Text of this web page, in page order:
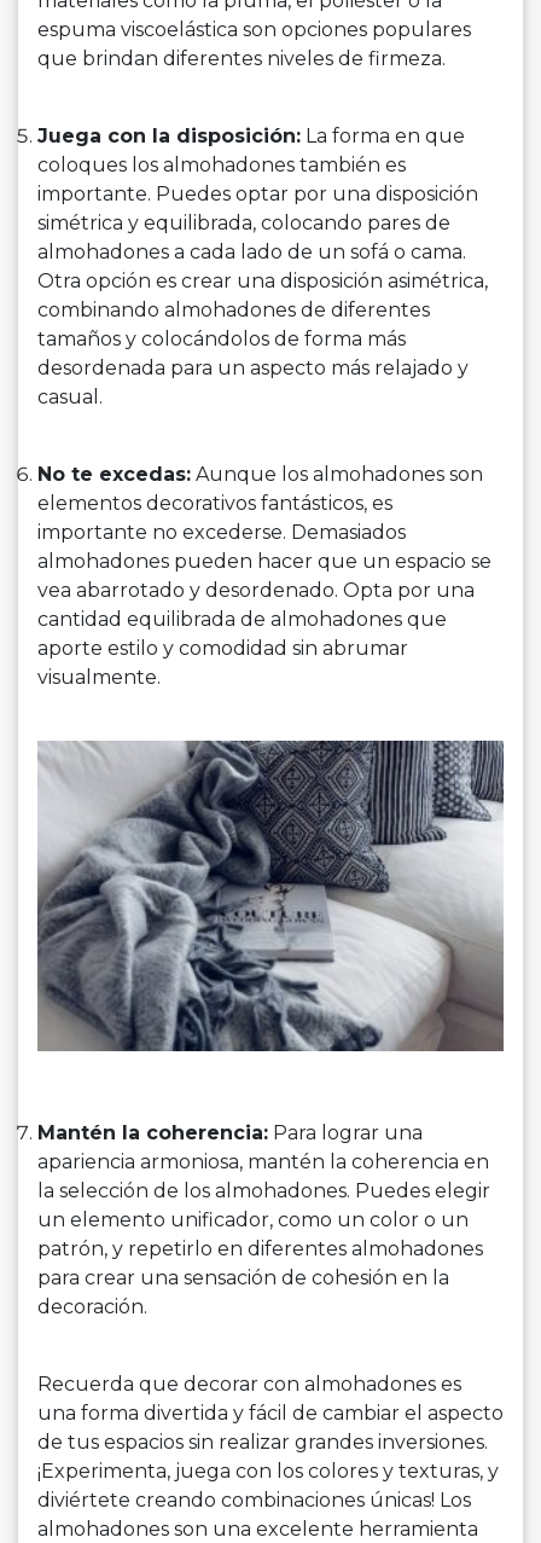
espuma viscoelástica son opciones populares
que brindan diferentes niveles de firmeza.
Juega con la disposición: La forma en que
coloques los almohadones también es
importante. Puedes optar por una disposición
simétrica y equilibrada, colocando pares de
almohadones a cada lado de un sofá o cama.
Otra opción es crear una disposición asimétrica,
combinando almohadones de diferentes
tamaños y colocándolos de forma más
desordenada para un aspecto más relajado y
casual.
No te excedas: Aunque los almohadones son
elementos decorativos fantásticos, es
importante no excederse. Demasiados
almohadones pueden hacer que un espacio se
vea abarrotado y desordenado. Opta por una
cantidad equilibrada de almohadones que
aporte estilo y comodidad sin abrumar
visualmente.
Mantén la coherencia: Para lograr una
apariencia armoniosa, mantén la coherencia en
la selección de los almohadones. Puedes elegir
un elemento unificador, como un color o un
patrón, y repetirlo en diferentes almohadones
para crear una sensación de cohesión en la
decoración.
Recuerda que decorar con almohadones es
una forma divertida y fácil de cambiar el aspecto
de tus espacios sin realizar grandes inversiones.
¡Experimenta, juega con los colores y texturas, y
diviértete creando combinaciones únicas! Los
almohadones son una excelente herramienta